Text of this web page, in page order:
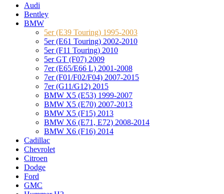
Audi
Bentley
BMW
5er (E39 Touring) 1995-2003
5er (E61 Touring) 2002-2010
5er (F11 Touring) 2010
5er GT (F07) 2009
7er (E65/E66 L) 2001-2008
7er (F01/F02/F04) 2007-2015
7er (G11/G12) 2015
BMW X5 (E53) 1999-2007
BMW X5 (E70) 2007-2013
BMW X5 (F15) 2013
BMW X6 (E71, E72) 2008-2014
BMW X6 (F16) 2014
Cadillac
Chevrolet
Citroen
Dodge
Ford
GMC